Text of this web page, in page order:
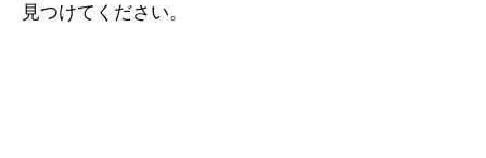
見つけてください。